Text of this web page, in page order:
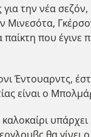
για την νέα
που
Έντουαρντς,
είναι ο
θα γίνει ο